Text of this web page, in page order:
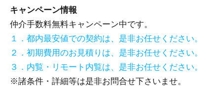
キャンペーン情報
仲介手数料無料キャンペーン中です。
１．都内最安値での契約は、是非お任せください。
２．初期費用のお見積りは、是非お任せください。
３．内覧・リモート内覧は、是非お任せください。
※諸条件・詳細等は是非お問合せ下さいませ。